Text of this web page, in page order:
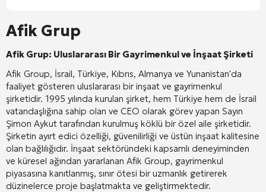
Afik Grup
Afik Grup: Uluslararası Bir Gayrimenkul ve İnşaat Şirketi
Afik Group, İsrail, Türkiye, Kıbrıs, Almanya ve Yunanistan'da
faaliyet gösteren uluslararası bir inşaat ve gayrimenkul
şirketidir. 1995 yılında kurulan şirket, hem Türkiye hem de İsrail
vatandaşlığına sahip olan ve CEO olarak görev yapan Sayın
Şimon Aykut tarafından kurulmuş köklü bir özel aile şirketidir.
Şirketin ayırt edici özelliği, güvenilirliği ve üstün inşaat kalitesine
olan bağlılığıdır. İnşaat sektöründeki kapsamlı deneyiminden
ve küresel ağından yararlanan Afik Group, gayrimenkul
piyasasına kanıtlanmış, sınır ötesi bir uzmanlık getirerek
düzinelerce proje başlatmakta ve geliştirmektedir.